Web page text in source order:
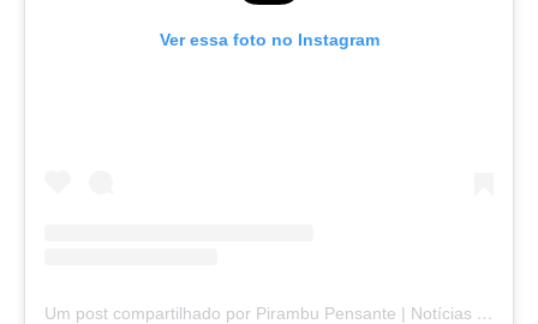
Ver essa foto no Instagram
Um post compartilhado por Pirambu Pensante | Notícias & Entretenimento (@pirambupensante)